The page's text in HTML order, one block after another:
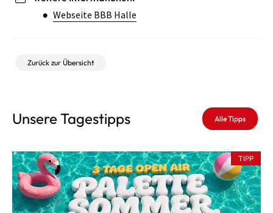
Webseite BBB Halle
Zurück zur Übersicht
Unsere Tagestipps Alle Tipps
TIPP